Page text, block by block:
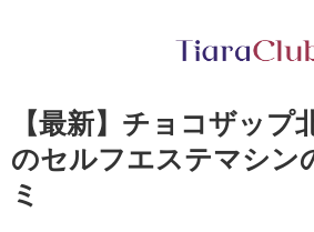
【最新】チョコザップ
のセルフエステマシン
ミ